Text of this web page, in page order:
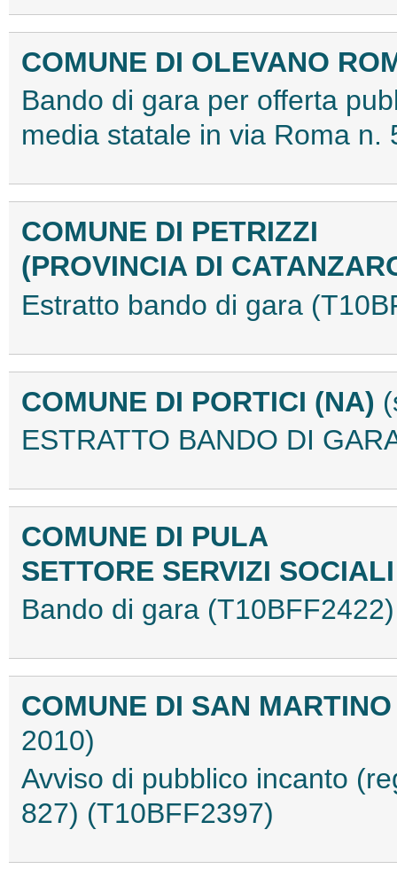
COMUNE DI OLEVANO
Bando di gara per offerta
media statale in via Roma n.
COMUNE DI PETRIZZI
(PROVINCIA DI
Estratto bando di gara
COMUNE DI PORTICI (NA)
ESTRATTO BANDO DI
COMUNE DI PULA
SETTORE SERVIZI
Bando di gara (T10BFF2422)
COMUNE DI SAN
2010)
Avviso di pubblico incanto
827) (T10BFF2397)